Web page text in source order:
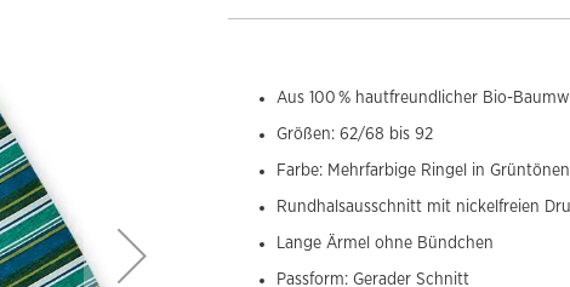
Aus 100 % hautfreundlicher Bio-
Größen: 62/68 bis 92
Farbe: Mehrfarbige Ringel in
Rundhalsausschnitt mit nickelfreien
Lange Ärmel ohne Bündchen
Passform: Gerader Schnitt